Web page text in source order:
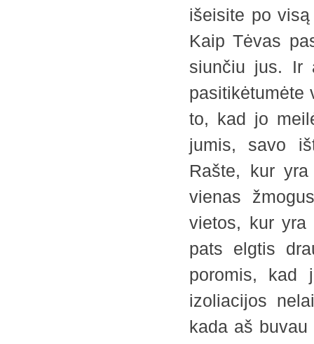
išeisite po
Kaip Tėvas
siunčiu jus. Ir
pasitikėtumėte
to, kad jo
jumis, savo
Rašte, kur
vienas
vietos, kur yra
pats elgtis
poromis, kad
izoliacijos
kada aš